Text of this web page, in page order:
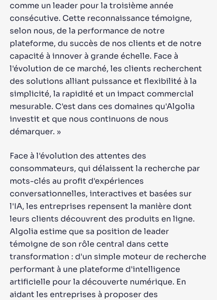
comme un leader pour la troisième année
consécutive. Cette reconnaissance témoigne,
selon nous, de la performance de notre
plateforme, du succès de nos clients et de notre
capacité à innover à grande échelle. Face à
l'évolution de ce marché, les clients recherchent
des solutions alliant puissance et flexibilité à la
simplicité, la rapidité et un impact commercial
mesurable. C'est dans ces domaines qu'Algolia
investit et que nous continuons de nous
démarquer. »
Face à l'évolution des attentes des
consommateurs, qui délaissent la recherche par
mots-clés au profit d'expériences
conversationnelles, interactives et basées sur
l'IA, les entreprises repensent la manière dont
leurs clients découvrent des produits en ligne.
Algolia estime que sa position de leader
témoigne de son rôle central dans cette
transformation : d'un simple moteur de recherche
performant à une plateforme d'intelligence
artificielle pour la découverte numérique. En
aidant les entreprises à proposer des